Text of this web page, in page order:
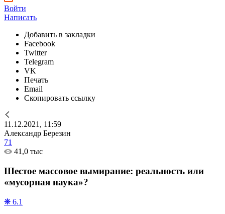
Войти
Написать
Добавить в закладки
Facebook
Twitter
Telegram
VK
Печать
Email
Скопировать ссылку
11.12.2021, 11:59
Александр Березин
71
41,0 тыс
Шестое массовое вымирание: реальность или
«мусорная наука»?
❋ 6.1